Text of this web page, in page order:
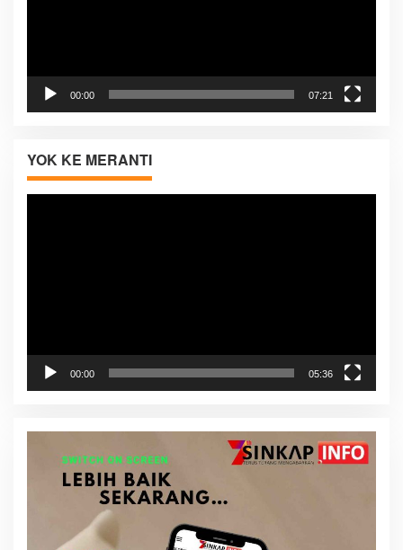
00:00 07:21
YOK KE MERANTI
00:00 05:36